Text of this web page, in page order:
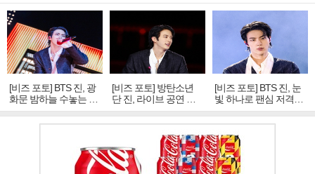
[비즈 포토] BTS 진, 광
화문 밤하늘 수놓는 '비
주얼 킹'의 열창
[비즈 포토] 방탄소년
단 진, 라이브 공연 중
빛나는 독보적 아우라
[비즈 포토] BTS 진, 눈
빛 하나로 팬심 저격…
독보적 카리스마